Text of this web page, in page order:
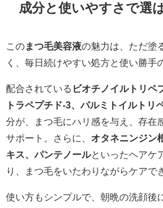
成分と使いやすさで選
このまつ毛美容液の魅力は、ただ塗
く、毎日続けやすい処方と使い勝手
配合されている ビオチノイルトリペ
トラペプチド-3、パルミトイルトリ
分が、まつ毛にハリ感を与え、存在
サポート。さらに、 オタネニンジン
キス、パンテノールといったヘアケ
り、まつ毛をいたわりながらケアで
使い方もシンプルで、朝晩の洗顔後